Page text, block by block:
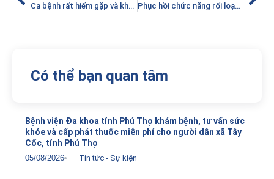
Ca bệnh rất hiếm gặp và khó, được điều trị khỏi nhờ kỹ thuật can thiệp thường quy tại Bệnh viện đa khoa tỉnh Phú Thọ Phục hồi chức năng rối loạn nuốt và kiểm soát biến chứng rối loạn nuốt trên người bệnh đột quỵ não
Có thể bạn quan tâm
Bệnh viện Đa khoa tỉnh Phú Thọ khám bệnh, tư vấn sức
khỏe và cấp phát thuốc miễn phí cho người dân xã Tây
Cốc, tỉnh Phú Thọ
05/08/2026 Tin tức - Sự kiện